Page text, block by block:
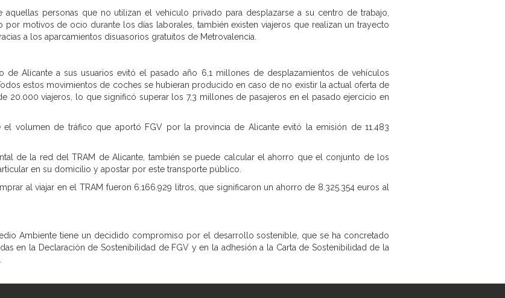
aquellas personas que no utilizan el vehículo privado para desplazarse a su centro de trabajo,
por motivos de ocio durante los días laborales, también existen viajeros que realizan un trayecto
a los aparcamientos disuasorios gratuitos de Metrovalencia.
de Alicante a sus usuarios evitó el pasado año 6,1 millones de desplazamientos de vehículos
estos movimientos de coches se hubieran producido en caso de no existir la actual oferta de
20.000 viajeros, lo que significó superar los 7,3 millones de pasajeros en el pasado ejercicio en
volumen de tráfico que aportó FGV por la provincia de Alicante evitó la emisión de 11.483
de la red del TRAM de Alicante, también se puede calcular el ahorro que el conjunto de los
en su domicilio y apostar por este transporte público.
al viajar en el TRAM fueron 6.166.929 litros, que significaron un ahorro de 8.325.354 euros al
Ambiente tiene un decidido compromiso por el desarrollo sostenible, que se ha concretado
en la Declaración de Sostenibilidad de FGV y en la adhesión a la Carta de Sostenibilidad de la